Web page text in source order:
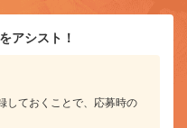
アシスト！
しておくことで、応募時の